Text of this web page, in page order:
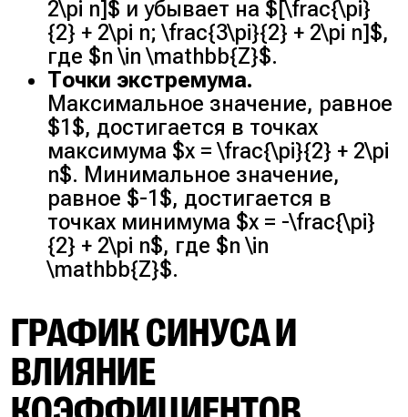
2\pi n]$ и убывает на $[\frac{\pi}
{2} + 2\pi n; \frac{3\pi}{2} + 2\pi n]$,
где $n \in \mathbb{Z}$.
Точки экстремума.
Максимальное значение, равное
$1$, достигается в точках
максимума $x = \frac{\pi}{2} + 2\pi
n$. Минимальное значение,
равное $-1$, достигается в
точках минимума $x = -\frac{\pi}
{2} + 2\pi n$, где $n \in
\mathbb{Z}$.
ГРАФИК СИНУСА И
ВЛИЯНИЕ